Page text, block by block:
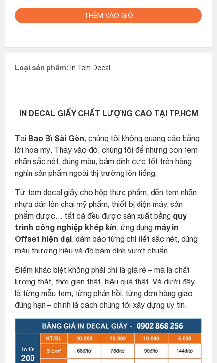
THÊM VÀO GIỎ
Loại sản phẩm: In Tem Decal
IN DECAL GIẤY CHẤT LƯỢNG CAO TẠI TP.HCM
Tại Bao Bì Sài Gòn, chúng tôi không quảng cáo bằng
lời hoa mỹ. Thay vào đó, chúng tôi để những con tem
nhãn sắc nét, đúng màu, bám dính cực tốt trên hàng
nghìn sản phẩm ngoài thị trường lên tiếng.
Từ tem decal giấy cho hộp thực phẩm, đến tem nhãn
nhựa dán lên chai mỹ phẩm, thiết bị điện máy, sản
phẩm dược… tất cả đều được sản xuất bằng quy
trình công nghiệp khép kín, ứng dụng máy in
Offset hiện đại, đảm bảo từng chi tiết sắc nét, đúng
màu thương hiệu và độ bám dính vượt chuẩn.
Điểm khác biệt không phải chỉ là giá rẻ – mà là chất
lượng thật, thời gian thật, hiệu quả thật. Và dưới đây
là từng mẫu tem, từng phản hồi, từng đơn hàng giao
đúng hạn – chính là cách chúng tôi xây dựng uy tín.